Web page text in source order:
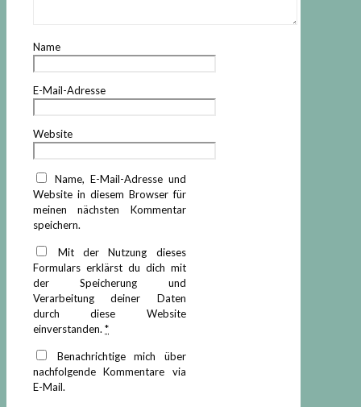
Name
E-Mail-Adresse
Website
Name, E-Mail-Adresse und
Website in diesem Browser für
meinen nächsten Kommentar
speichern.
Mit der Nutzung dieses
Formulars erklärst du dich mit
der Speicherung und
Verarbeitung deiner Daten
durch diese Website
einverstanden. *
Benachrichtige mich über
nachfolgende Kommentare via
E-Mail.